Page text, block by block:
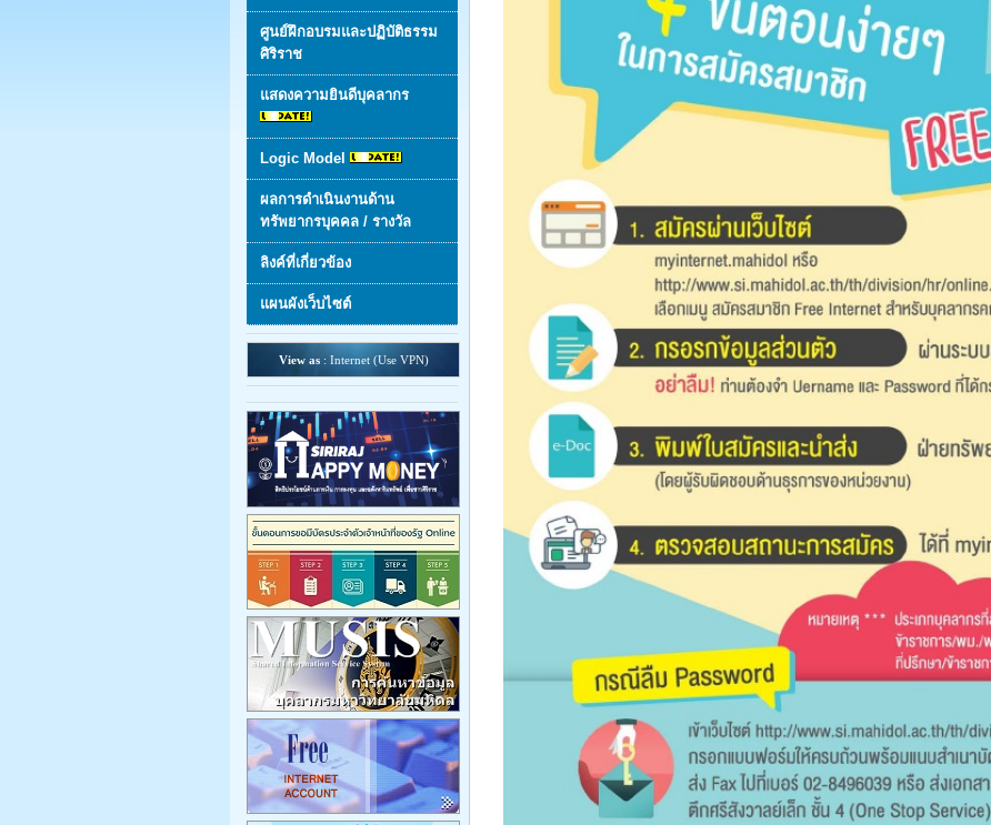
ศูนย์ฝึกอบรมและปฏิบัติธรรม
ศิริราช
แสดงความยินดีบุคลากร
Logic Model
ผลการดำเนินงานด้าน
ทรัพยากรบุคคล / รางวัล
ลิงค์ที่เกี่ยวข้อง
แผนผังเว็บไซต์
View as: Internet (Use VPN)